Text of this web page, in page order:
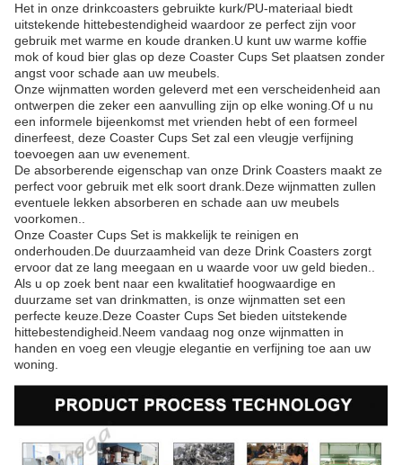
Het in onze drinkcoasters gebruikte kurk/PU-materiaal biedt
uitstekende hittebestendigheid waardoor ze perfect zijn voor
gebruik met warme en koude dranken.U kunt uw warme koffie
mok of koud bier glas op deze Coaster Cups Set plaatsen zonder
angst voor schade aan uw meubels.
Onze wijnmatten worden geleverd met een verscheidenheid aan
ontwerpen die zeker een aanvulling zijn op elke woning.Of u nu
een informele bijeenkomst met vrienden hebt of een formeel
dinerfeest, deze Coaster Cups Set zal een vleugje verfijning
toevoegen aan uw evenement.
De absorberende eigenschap van onze Drink Coasters maakt ze
perfect voor gebruik met elk soort drank.Deze wijnmatten zullen
eventuele lekken absorberen en schade aan uw meubels
voorkomen..
Onze Coaster Cups Set is makkelijk te reinigen en
onderhouden.De duurzaamheid van deze Drink Coasters zorgt
ervoor dat ze lang meegaan en u waarde voor uw geld bieden..
Als u op zoek bent naar een kwalitatief hoogwaardige en
duurzame set van drinkmatten, is onze wijnmatten set een
perfecte keuze.Deze Coaster Cups Set bieden uitstekende
hittebestendigheid.Neem vandaag nog onze wijnmatten in
handen en voeg een vleugje elegantie en verfijning toe aan uw
woning.